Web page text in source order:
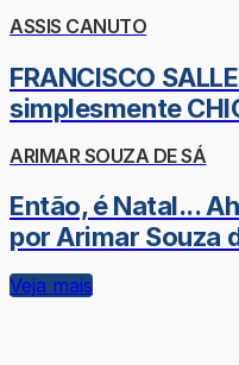
ASSIS CANUTO
FRANCISCO
simplesmente
ARIMAR SOUZA DE SÁ
Então, é Natal...
por Arimar Souza
Veja mais